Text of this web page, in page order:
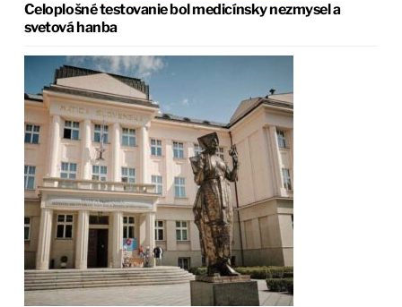
Celoplošné testovanie bol medicínsky nezmysel a
svetová hanba